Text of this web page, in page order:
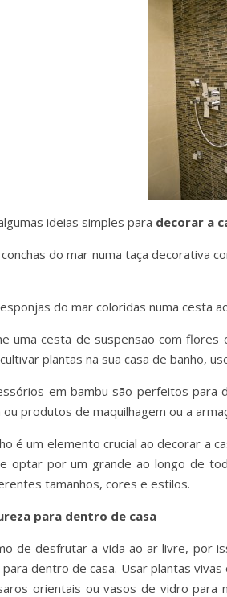
ideias simples para decorar a
do mar numa taça decorativa
do mar coloridas numa cesta ao
cesta de suspensão com flores
plantas na sua casa de banho,
em bambu são perfeitos para
produtos de maquilhagem ou a
elemento crucial ao decorar a
optar por um grande ao longo de
tamanhos, cores e estilos.
para dentro de casa
de desfrutar a vida ao ar livre, por
dentro de casa. Usar plantas
orientais ou vasos de vidro